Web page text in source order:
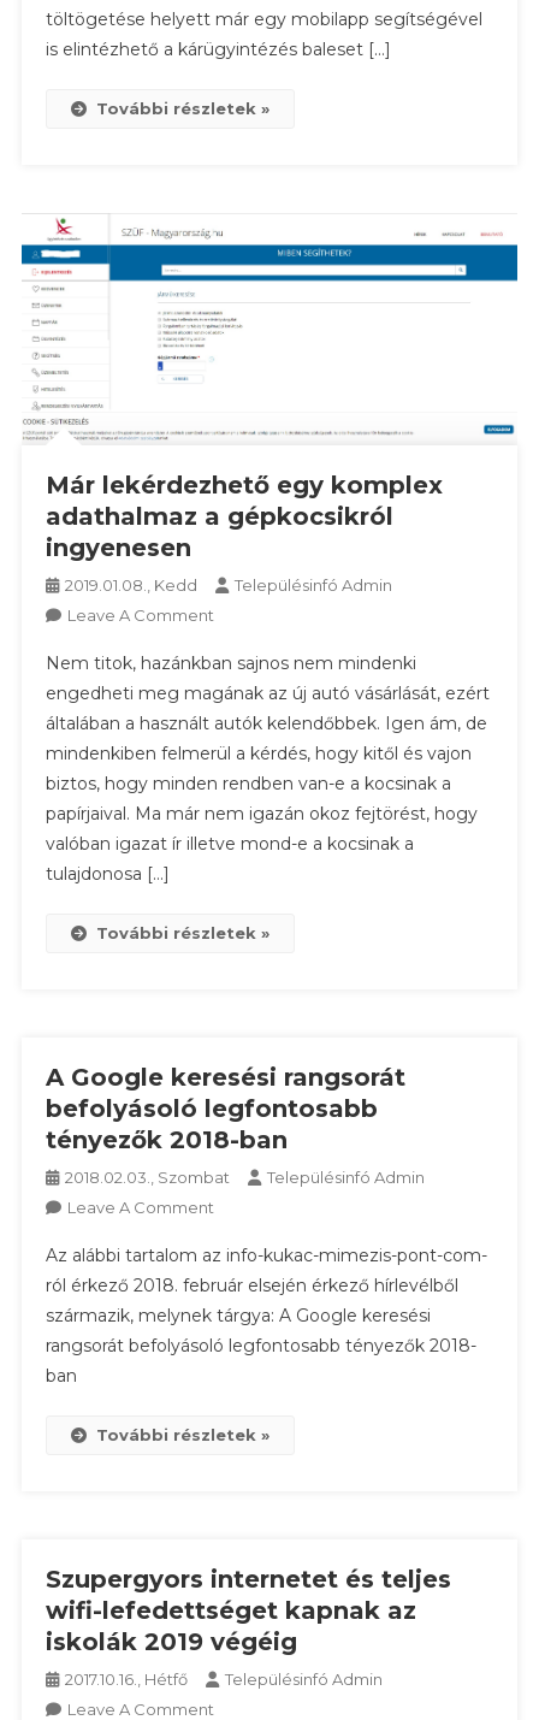
töltögetése helyett már egy mobilapp segítségével
is elintézhető a kárügyintézés baleset […]
További részletek »
Már lekérdezhető egy komplex
adathalmaz a gépkocsikról
ingyenesen
2019.01.08., Kedd
Településinfó Admin
Leave A Comment
Lekérdezhető
Egy
Komplex
Adathalmaz
A
Gépkocsikról
Ingyenesen
Nem titok, hazánkban sajnos nem mindenki
engedheti meg magának az új autó vásárlását, ezért
általában a használt autók kelendőbbek. Igen ám, de
mindenkiben felmerül a kérdés, hogy kitől és vajon
biztos, hogy minden rendben van-e a kocsinak a
papírjaival. Ma már nem igazán okoz fejtörést, hogy
valóban igazat ír illetve mond-e a kocsinak a
tulajdonosa […]
További részletek »
A Google keresési rangsorát
befolyásoló legfontosabb
tényezők 2018-ban
2018.02.03., Szombat
Településinfó Admin
Leave A Comment
Google
Keresési
Rangsorát
Befolyásoló
2018-
Az alábbi tartalom az info-kukac-mimezis-pont-com-
ról érkező 2018. február elsején érkező hírlevélből
származik, melynek tárgya: A Google keresési
rangsorát befolyásoló legfontosabb tényezők 2018-
ban
További részletek »
Szupergyors internetet és teljes
wifi-lefedettséget kapnak az
iskolák 2019 végéig
2017.10.16., Hétfő
Településinfó Admin
Leave A Comment